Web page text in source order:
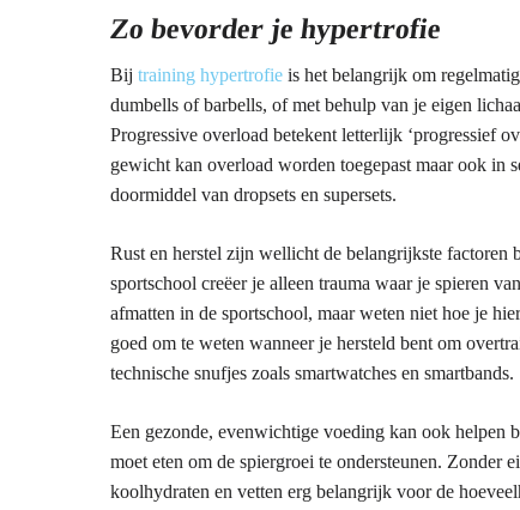
Zo bevorder je hypertrofie
Bij training hypertrofie is het belangrijk om
dumbells of barbells, of met behulp van je eigen
Progressive overload betekent letterlijk ‘progressief
gewicht kan overload worden toegepast maar ook in
doormiddel van dropsets en supersets.
Rust en herstel zijn wellicht de belangrijkste factoren
sportschool creëer je alleen trauma waar je spieren
afmatten in de sportschool, maar weten niet hoe je
goed om te weten wanneer je hersteld bent om
technische snufjes zoals smartwatches en smartbands.
Een gezonde, evenwichtige voeding kan ook helpen
moet eten om de spiergroei te ondersteunen. Zonder
koolhydraten en vetten erg belangrijk voor de